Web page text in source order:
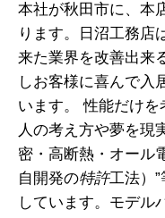
本社が秋田市に、本
ります。日沼工務店
来た業界を改善出来
しお客様に喜んで入
います。 性能だけ
人の考え方や夢を現
密・高断熱・オール
自開発の特許工法）
しています。モデル